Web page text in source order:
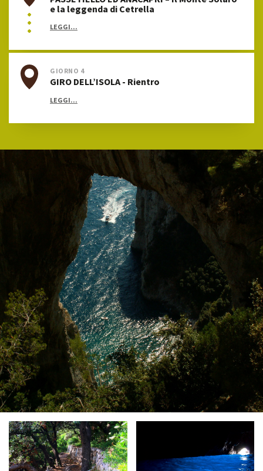
e la leggenda di Cetrella
LEGGI...
GIORNO 4
GIRO DELL’ISOLA - Rientro
LEGGI...